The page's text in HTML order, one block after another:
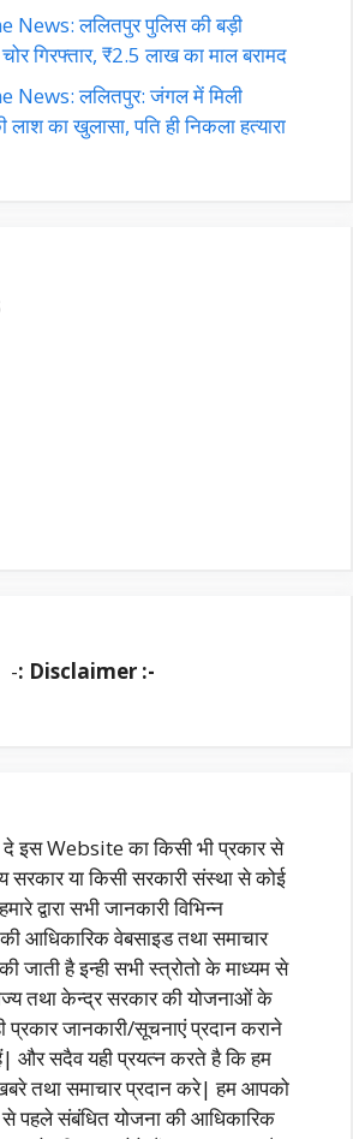
ललितपुर पुलिस की बड़ी
चोर गिरफ्तार, ₹2.5 लाख का माल बरामद
ललितपुर: जंगल में मिली
का खुलासा, पति ही निकला हत्यारा
-: Disclaimer :-
दे इस Website का किसी भी प्रकार से
सरकार या किसी सरकारी संस्था से कोई
द्वारा सभी जानकारी विभिन्न
की आधिकारिक वेबसाइड तथा समाचार
जाती है इन्ही सभी स्त्रोतो के माध्यम से
तथा केन्द्र सरकार की योजनाओं के
प्रकार जानकारी/सूचनाएं प्रदान कराने
और सदैव यही प्रयत्न करते है कि हम
तथा समाचार प्रदान करे| हम आपको
से पहले संबंधित योजना की आधिकारिक